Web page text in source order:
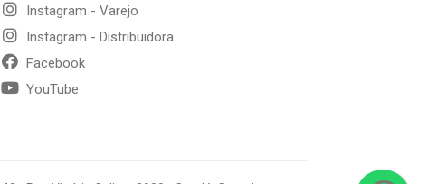
Instagram - Varejo
Instagram - Distribuidora
Facebook
YouTube